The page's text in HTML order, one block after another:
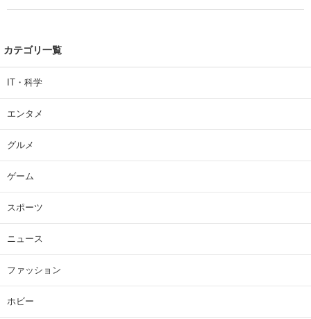
カテゴリ一覧
IT・科学
エンタメ
グルメ
ゲーム
スポーツ
ニュース
ファッション
ホビー